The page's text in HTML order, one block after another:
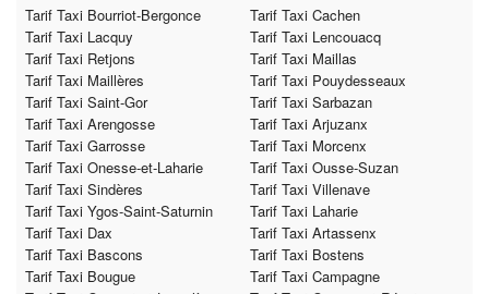
Tarif Taxi Bourriot-Bergonce
Tarif Taxi Cachen
Tarif Taxi Lacquy
Tarif Taxi Lencouacq
Tarif Taxi Retjons
Tarif Taxi Maillas
Tarif Taxi Maillères
Tarif Taxi Pouydesseaux
Tarif Taxi Saint-Gor
Tarif Taxi Sarbazan
Tarif Taxi Arengosse
Tarif Taxi Arjuzanx
Tarif Taxi Garrosse
Tarif Taxi Morcenx
Tarif Taxi Onesse-et-Laharie
Tarif Taxi Ousse-Suzan
Tarif Taxi Sindères
Tarif Taxi Villenave
Tarif Taxi Ygos-Saint-Saturnin
Tarif Taxi Laharie
Tarif Taxi Dax
Tarif Taxi Artassenx
Tarif Taxi Bascons
Tarif Taxi Bostens
Tarif Taxi Bougue
Tarif Taxi Campagne